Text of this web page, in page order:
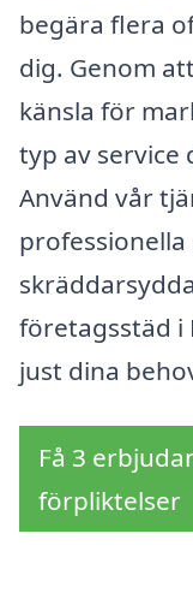
begära flera
dig. Genom
känsla för
typ av service
Använd vår
företagsstäd i
just dina
Få 3
förpliktelser